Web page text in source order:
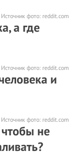
Источник фото: reddit.com
а где
Источник фото: reddit.com
и
Источник фото: reddit.com
чтобы не